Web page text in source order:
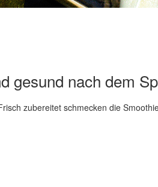
gesund nach dem
zubereitet schmecken die